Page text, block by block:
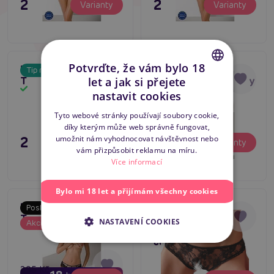
295 Kč Varianty 295 Kč Varianty
Tip na dárek
Passion OMENA
Thong černé kalhotky
295 Kč Varianty
5
Passion LINETTE
Thong černé kalhotky
Skladem
295 Kč Varianty
Poslední šance
Akce
-20%
Passion ANTONINA
Thong černé kalhotky
Skladem
295 Kč
4.7
Cottelli Lingerie
Briefs (C2310155),
krajkové kalhotky
černé
Skladem
ENGLISH
Potvrďte, že vám bylo 18
let a jak si přejete
nastavit cookies
Tyto webové stránky používají soubory cookie,
díky kterým může web správně fungovat,
umožnit nám vyhodnocovat návštěvnost nebo
vám přizpůsobit reklamu na míru.
Více informací
Bylo mi 18 let a přijímám všechny cookies
NASTAVENÍ COOKIES